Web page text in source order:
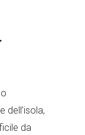
dell’isola,
da